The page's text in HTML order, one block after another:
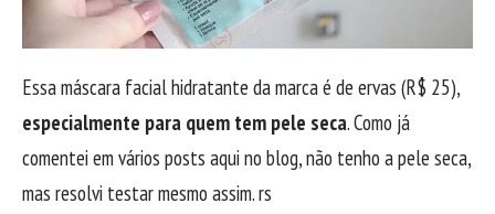
Essa máscara facial hidratante da marca é de ervas (R$ 25),
especialmente para quem tem pele seca. Como já
comentei em vários posts aqui no blog, não tenho a pele seca,
mas resolvi testar mesmo assim. rs